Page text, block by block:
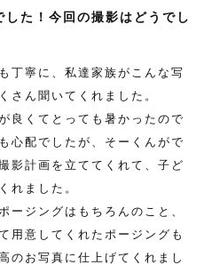
た！今回の撮影はどうでし
丁寧に、私達家族がこんな写
さん聞いてくれました。
良くてとっても暑かったので
心配でしたが、そーくんがで
影計画を立ててくれて、子ど
れました。
ージングはもちろんのこと、
用意してくれたポージングも
のお写真に仕上げてくれまし